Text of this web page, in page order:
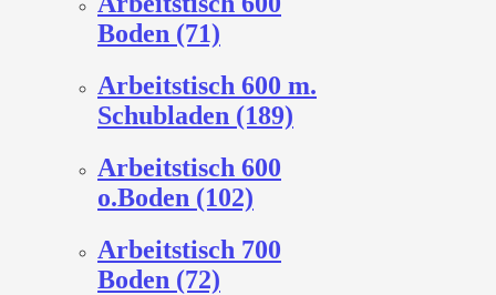
Boden (71)
Arbeitstisch 600 m.
Schubladen (189)
Arbeitstisch 600
o.Boden (102)
Arbeitstisch 700
Boden (72)